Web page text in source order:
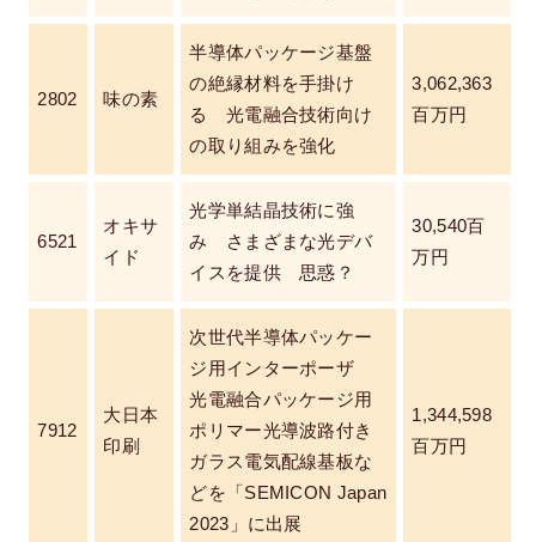
2802 味の素
半導体パッケージ基盤
の絶縁材料を手掛け
る 光電融合技術向け
の取り組みを強化
3,062,363
百万円
6521
オキサ
イド
光学単結晶技術に強
み さまざまな光デバ
イスを提供 思惑？
30,540百
万円
7912
大日本
印刷
次世代半導体パッケー
ジ用インターポーザ
光電融合パッケージ用
ポリマー光導波路付き
ガラス電気配線基板な
どを「SEMICON Japan
2023」に出展
1,344,598
百万円